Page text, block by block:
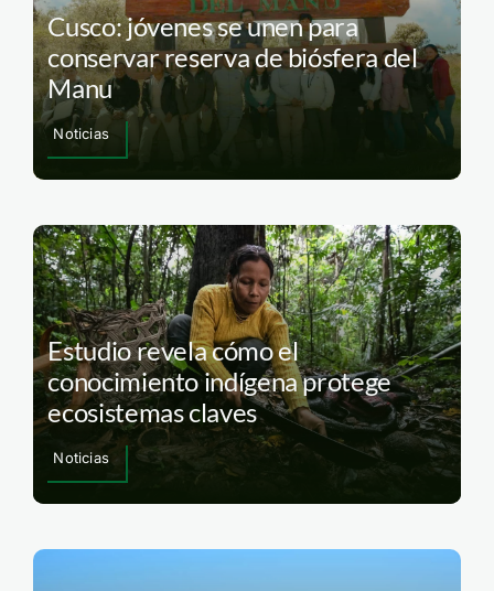
Cusco: jóvenes se unen para
conservar reserva de biósfera del
Manu
Noticias
Estudio revela cómo el
conocimiento indígena protege
ecosistemas claves
Noticias